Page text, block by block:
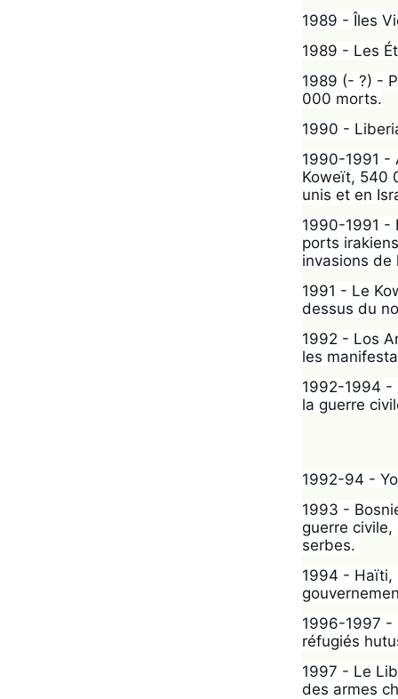
1989 - Îles
1989 - Les
1989 (- ?) -
000 morts.
1990 -
1990-1991 -
Koweït, 540
unis et en
1990-1991 -
ports
invasions
1991 - Le
dessus du
1992 - Los
les
1992-1994 -
la guerre
1992-94 -
1993 -
guerre
serbes.
1994 - Haïti,
1996-1997 -
réfugiés
1997 - Le
des armes